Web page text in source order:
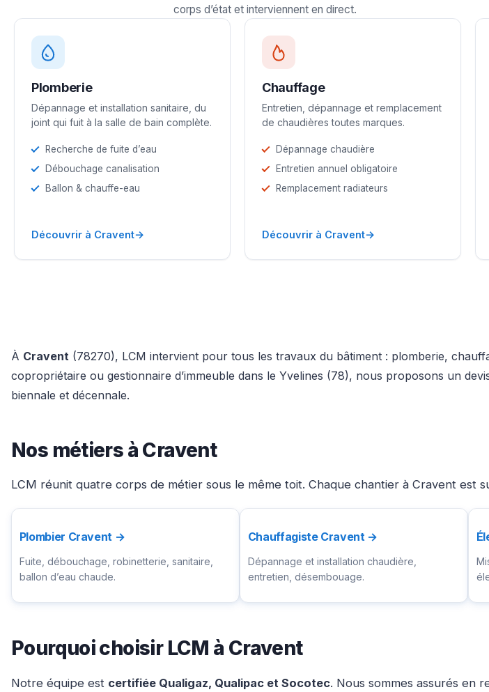
corps d’état et interviennent en direct.
Plomberie
Dépannage et installation sanitaire, du
joint qui fuit à la salle de bain complète.
Recherche de fuite d’eau
Débouchage canalisation
Ballon & chauffe-eau
Découvrir à Cravent→
Chauffage
Entretien, dépannage et remplacement
de chaudières toutes marques.
Dépannage chaudière
Entretien annuel obligatoire
Remplacement radiateurs
Découvrir à Cravent→
À Cravent (78270), LCM intervient pour tous les travaux du bâtiment : plomberie,
copropriétaire ou gestionnaire d’immeuble dans le Yvelines (78), nous proposons un
biennale et décennale.
Nos métiers à Cravent
LCM réunit quatre corps de métier sous le même toit. Chaque chantier à Cravent
Plombier Cravent →
Fuite, débouchage, robinetterie, sanitaire,
ballon d’eau chaude.
Chauffagiste Cravent →
Dépannage et installation chaudière,
entretien, désembouage.
Pourquoi choisir LCM à Cravent
Notre équipe est certifiée Qualigaz, Qualipac et Socotec. Nous sommes assurés en